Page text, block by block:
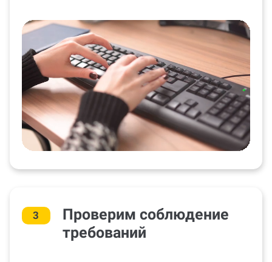
3
Проверим соблюдение
требований